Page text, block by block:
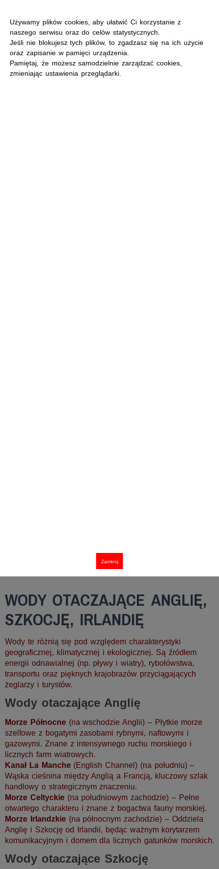
Zamknij
Używamy plików cookies, aby ułatwić Ci korzystanie z
naszego serwisu oraz do celów statystycznych.
Jeśli nie blokujesz tych plików, to zgadzasz się na ich użycie
oraz zapisanie w pamięci urządzenia.
Pamiętaj, że możesz samodzielnie zarządzać cookies,
zmieniając ustawienia przeglądarki.
MENU
WODY OTACZAJĄCE ANGLIĘ,
SZKOCJĘ, IRLANDIĘ
Wody te różnią się pod względem charakterystyki
geograficznej, klimatycznej i ekologicznej. Są źródłem
energii odnawialnej (np. pływy i wiatry), rybołówstwa,
transportu oraz pięknych krajobrazów przyciągających
żeglarzy i turystów.
Wody otaczające Anglię
Morze Północne (na wschodzie Anglii) – Płytkie morze
szelfowe z bogatymi zasobami rybnymi, naftowymi i
gazowymi. Znane z intensywnego ruchu morskiego i
licznych farm wiatrowych.
Kanał La Manche(English Channel) (na południu) –
Wąska cieśnina między Anglią a Francją, kluczowy szlak
handlowy o strategicznym znaczeniu.
Morze Celtyckie(na południowym zachodzie) – Pełne
otwartego charakteru i znane z bogactwa fauny morskiej.
Morze Irlandzkie(na północnym zachodzie) – Oddziela
Anglię i Szkocję od Irlandii, będąc ważnym korytarzem
komunikacyjnym i domem dla licznych gatunków morskich.
Wody otaczające Szkocję